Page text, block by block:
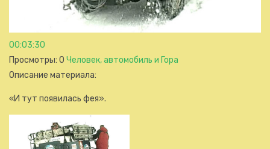
00:03:30
Просмотры: 0 Человек, автомобиль и Гора
Описание материала:
«И тут появилась фея».